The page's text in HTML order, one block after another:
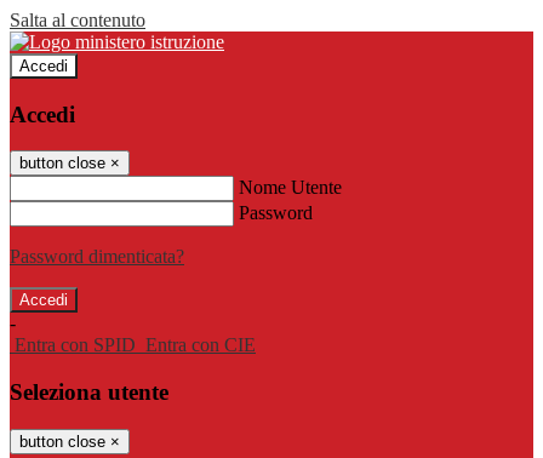
Salta al contenuto
Accedi
Accedi
button close ×
Nome Utente
Password
Password dimenticata?
-
Entra con SPID Entra con CIE
Seleziona utente
button close ×